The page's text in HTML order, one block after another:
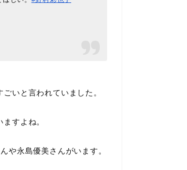
いと言われていました。
すよね。
や永島優美さんがいます。